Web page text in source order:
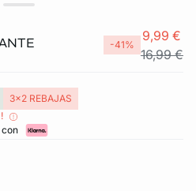
-41%
9,99 €
16,99 €
3x2 REBAJAS
con